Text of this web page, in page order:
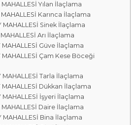
Yılan İlaçlama
Karınca İlaçlama
MAHALLESİ Sinek İlaçlama
Arı İlaçlama
Güve İlaçlama
MAHALLESİ Çam Kese Böceği
MAHALLESİ Tarla İlaçlama
MAHALLESİ Dükkan İlaçlama
MAHALLESİ İşyeri İlaçlama
Daire İlaçlama
MAHALLESİ Bina İlaçlama